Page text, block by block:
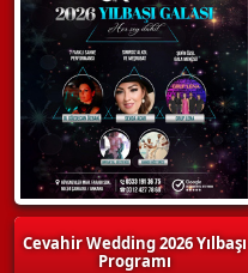
Cevahir Wedding 2026 Yılbaşı
Programı